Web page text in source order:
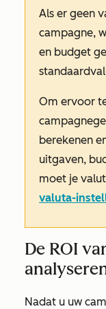
Als er geen
campagne,
en budget
Om ervoor
berekenen
uitgaven,
moet je
valuta-
De ROI
Nadat u uw